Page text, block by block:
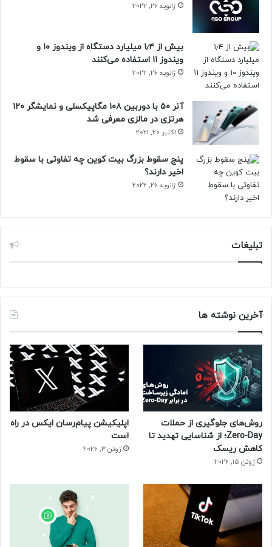
ژانویه 26, 2022
بیش از ۱٫۴ میلیارد دستگاه از ویندوز ۱۰ و
ویندوز ۱۱ استفاده می‌کنند
ژانویه 26, 2022
آنر ۵۰ با دوربین ۱۰۸ مگاپیکسلی و نمایشگر ۱۲۰
هرتزی در مالزی معرفی شد
اکتبر 20, 2021
پنج سقوط بزرگ بیت کوین چه تفاوتی با سقوط
اخیر دارند؟
ژانویه 26, 2022
تبلیغات
آخرین نوشته ها
روش‌های جلوگیری از حملات
Zero-Day؛ از شناسایی تهدید تا
کاهش ریسک
ژوئن 15, 2026
اپلیکیشن پیام‌رسان ایکس در راه
است
ژوئن 3, 2026